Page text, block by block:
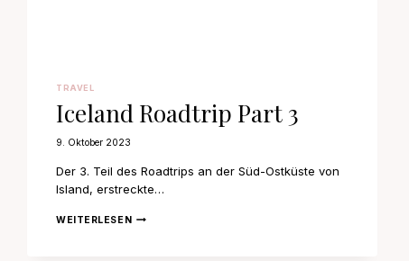
TRAVEL
Iceland Roadtrip Part 3
9. Oktober 2023
Der 3. Teil des Roadtrips an der Süd-Ostküste von
Island, erstreckte…
WEITERLESENICELAND